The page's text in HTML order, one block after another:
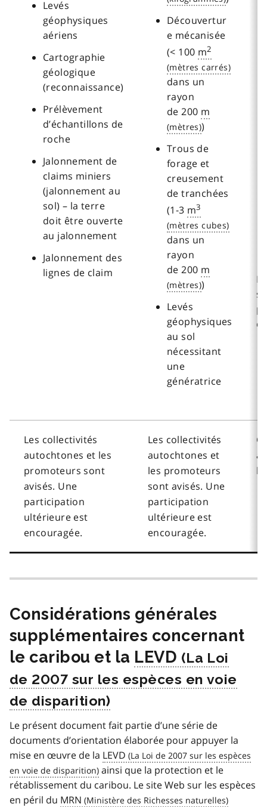
Levés
géophysiques
aériens
Cartographie
géologique
(reconnaissance)
Prélèvement
d’échantillons de
roche
Jalonnement de
claims miniers
(jalonnement au
sol) – la terre
doit être ouverte
au jalonnement
Jalonnement des
lignes de claim
Découvertur
e mécanisée
(< 100 m2
dans un
rayon
de 200 m
)
Trous de
forage et
creusement
de tranchées
(1-3 m3
dans un
rayon
de 200 m
)
Levés
géophysiques
au sol
nécessitant
une
génératrice
Les collectivités
autochtones et les
promoteurs sont
avisés. Une
participation
ultérieure est
encouragée.
Les collectivités
autochtones et
les promoteurs
sont avisés. Une
participation
ultérieure est
encouragée.
Considérations générales
supplémentaires concernant
le caribou et la LEVD
Le présent document fait partie d’une série de
documents d’orientation élaborée pour appuyer la
mise en œuvre de la LEVD
ainsi que la protection et le
rétablissement du caribou. Le site Web sur les espèces
en péril du MRN